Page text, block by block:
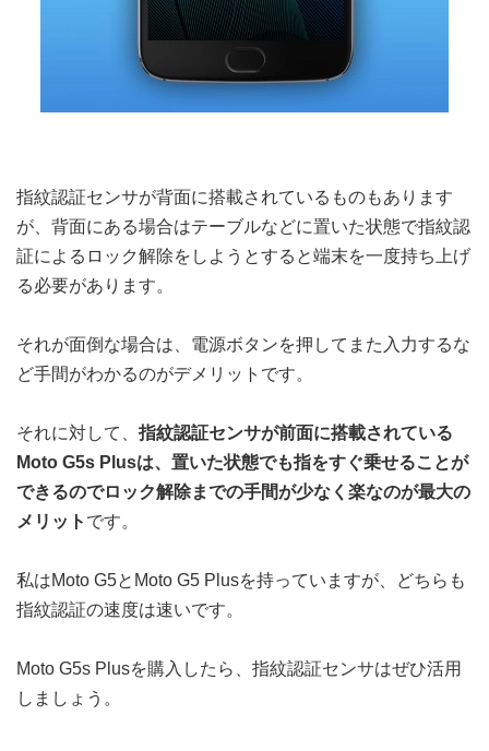
指紋認証センサが背面に搭載されているものもあります
が、背面にある場合はテーブルなどに置いた状態で指紋認
証によるロック解除をしようとすると端末を一度持ち上げ
る必要があります。
それが面倒な場合は、電源ボタンを押してまた入力するな
ど手間がわかるのがデメリットです。
それに対して、 指紋認証センサが前面に搭載されている
Moto G5s Plusは、置いた状態でも指をすぐ乗せることが
できるのでロック解除までの手間が少なく楽なのが最大の
メリット です。
私はMoto G5とMoto G5 Plusを持っていますが、どちらも
指紋認証の速度は速いです。
Moto G5s Plusを購入したら、指紋認証センサはぜひ活用
しましょう。